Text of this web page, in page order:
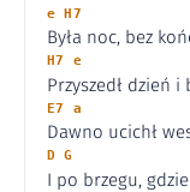
e H7
Była noc, bez
H7 e
Przyszedł dzień
E7 a
Dawno ucichł
D G
I po brzegu,